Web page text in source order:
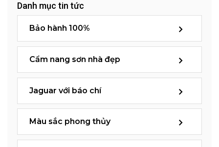
Danh mục tin tức
Bảo hành 100%
Cẩm nang sơn nhà đẹp
Jaguar với báo chí
Màu sắc phong thủy